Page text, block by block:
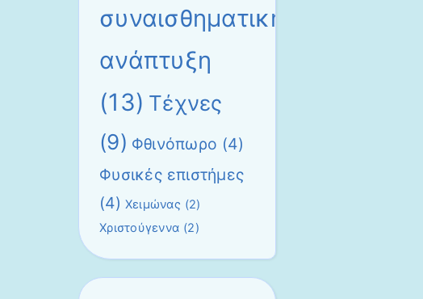
συναισθηματική
ανάπτυξη
(13) Τέχνες
(9) Φθινόπωρο (4)
Φυσικές επιστήμες
(4) Χειμώνας (2)
Χριστούγεννα (2)